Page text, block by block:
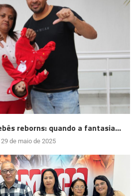
reborns: quando a fantasia...
29 de maio de 2025